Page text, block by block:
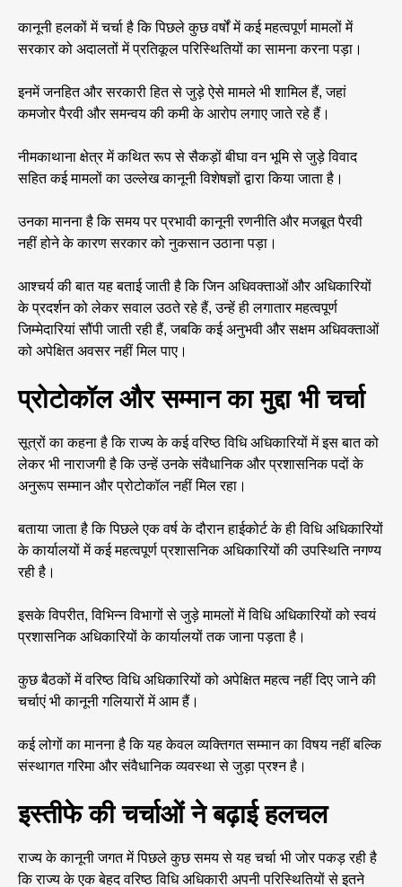
कानूनी हलकों में चर्चा है कि पिछले कुछ वर्षों में कई महत्वपूर्ण मामलों में
सरकार को अदालतों में प्रतिकूल परिस्थितियों का सामना करना पड़ा।
इनमें जनहित और सरकारी हित से जुड़े ऐसे मामले भी शामिल हैं, जहां
कमजोर पैरवी और समन्वय की कमी के आरोप लगाए जाते रहे हैं।
नीमकाथाना क्षेत्र में कथित रूप से सैकड़ों बीघा वन भूमि से जुड़े विवाद
सहित कई मामलों का उल्लेख कानूनी विशेषज्ञों द्वारा किया जाता है।
उनका मानना है कि समय पर प्रभावी कानूनी रणनीति और मजबूत पैरवी
नहीं होने के कारण सरकार को नुकसान उठाना पड़ा।
आश्चर्य की बात यह बताई जाती है कि जिन अधिवक्ताओं और अधिकारियों
के प्रदर्शन को लेकर सवाल उठते रहे हैं, उन्हें ही लगातार महत्वपूर्ण
जिम्मेदारियां सौंपी जाती रही हैं, जबकि कई अनुभवी और सक्षम अधिवक्ताओं
को अपेक्षित अवसर नहीं मिल पाए।
प्रोटोकॉल और सम्मान का मुद्दा भी चर्चा
सूत्रों का कहना है कि राज्य के कई वरिष्ठ विधि अधिकारियों में इस बात को
लेकर भी नाराजगी है कि उन्हें उनके संवैधानिक और प्रशासनिक पदों के
अनुरूप सम्मान और प्रोटोकॉल नहीं मिल रहा।
बताया जाता है कि पिछले एक वर्ष के दौरान हाईकोर्ट के ही विधि अधिकारियों
के कार्यालयों में कई महत्वपूर्ण प्रशासनिक अधिकारियों की उपस्थिति नगण्य
रही है।
इसके विपरीत, विभिन्न विभागों से जुड़े मामलों में विधि अधिकारियों को स्वयं
प्रशासनिक अधिकारियों के कार्यालयों तक जाना पड़ता है।
कुछ बैठकों में वरिष्ठ विधि अधिकारियों को अपेक्षित महत्व नहीं दिए जाने की
चर्चाएं भी कानूनी गलियारों में आम हैं।
कई लोगों का मानना है कि यह केवल व्यक्तिगत सम्मान का विषय नहीं बल्कि
संस्थागत गरिमा और संवैधानिक व्यवस्था से जुड़ा प्रश्न है।
इस्तीफे की चर्चाओं ने बढ़ाई हलचल
राज्य के कानूनी जगत में पिछले कुछ समय से यह चर्चा भी जोर पकड़ रही है
कि राज्य के एक बेहद वरिष्ठ विधि अधिकारी अपनी परिस्थितियों से इतने